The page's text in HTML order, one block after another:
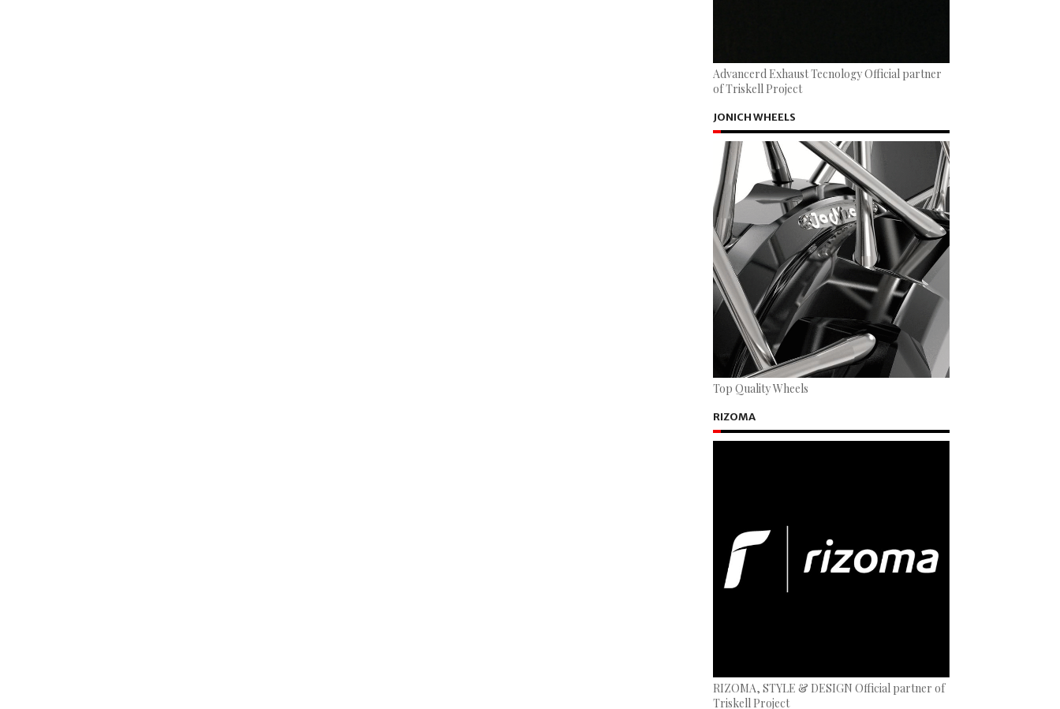
Advancerd Exhaust Tecnology Official partner
of Triskell Project
JONICH WHEELS
Top Quality Wheels
RIZOMA
RIZOMA, STYLE & DESIGN Official partner of
Triskell Project